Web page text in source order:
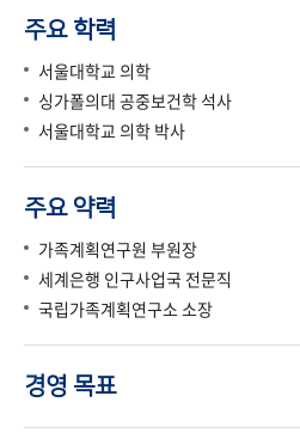
주요 학력
서울대학교 의학
싱가폴의대 공중보건학 석사
서울대학교 의학 박사
주요 약력
가족계획연구원 부원장
세계은행 인구사업국 전문직
국립가족계획연구소 소장
경영 목표